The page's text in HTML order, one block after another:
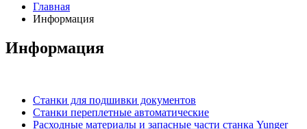
Главная
Информация
Информация
Станки для подшивки документов
Станки переплетные автоматические
Расходные материалы и запасные части станка Yunger